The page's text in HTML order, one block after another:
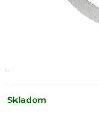
.
Skladom